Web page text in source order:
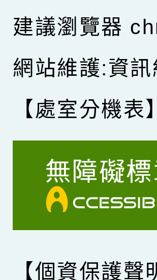
建議瀏覽器
網站維護:資訊
【處室分機表】
【個資保護聲